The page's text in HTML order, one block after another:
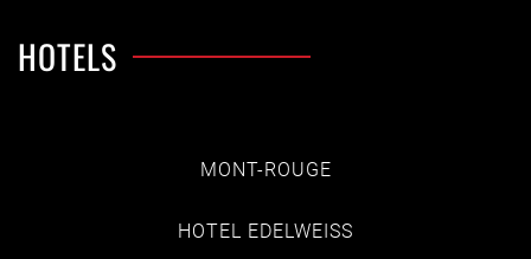
HOTELS
MONT-ROUGE
HOTEL EDELWEISS